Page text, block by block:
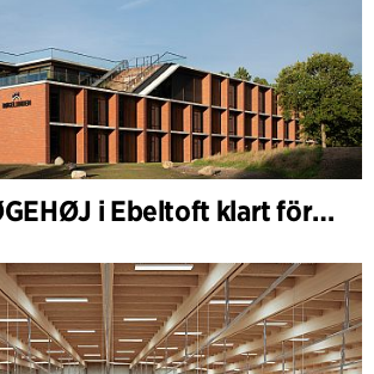
Campus BØGEHØJ i Ebeltoft klart för invigning: Unik träbyggnad färdigställd